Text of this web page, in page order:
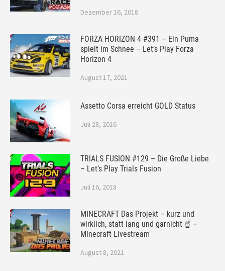
Dezember 16, 2018
FORZA HORIZON 4 #391 – Ein Puma
spielt im Schnee – Let’s Play Forza
Horizon 4
August 17, 2021
Assetto Corsa erreicht GOLD Status
Juli 28, 2016
TRIALS FUSION #129 – Die Große Liebe
– Let’s Play Trials Fusion
Juli 16, 2018
MINECRAFT Das Projekt – kurz und
wirklich, statt lang und garnicht ☝ –
Minecraft Livestream
August 8, 2021